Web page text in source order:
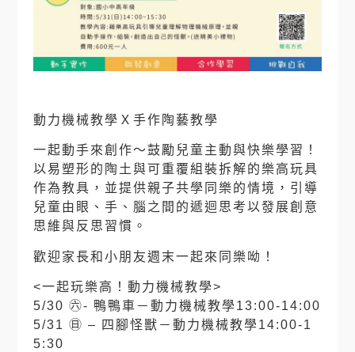
動力機械教學Ｘ手作陶藝教學
一起動手來創作～鼓勵兒童主動與快樂學習！
以易塑形的陶土與可重覆組裝拆解的樂高玩具
作為教具，並提供親子共學同樂的情境，引導
兒童由眼、手、腦之間的遞迴思考以發展創意
思維與反思習慣。
歡迎家長和小朋友週末一起來同樂呦！
<一起玩樂高！動力機械教學>
5/30 ㊅- 鴨鴨車－動力機械教學13:00-14:00
5/31 ㊐ – 四腳怪獸－動力機械教學14:00-1
5:30